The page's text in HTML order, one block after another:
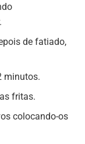
de fatiado,
minutos.
fritas.
colocando-os